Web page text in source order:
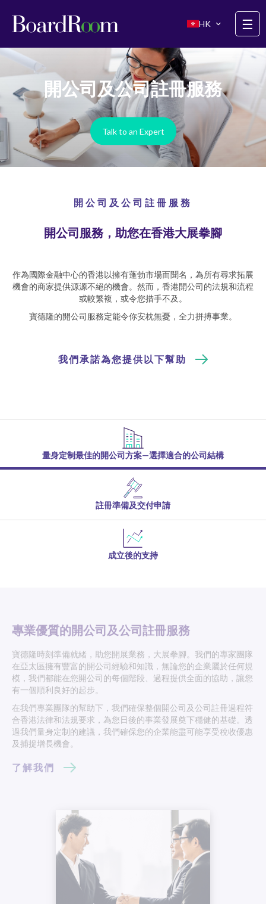
HK
☰
開公司及公司註冊服務
Talk to an Expert
開公司及公司註冊服務
開公司服務，助您在香港大展拳腳
作為國際金融中心的香港以擁有蓬勃市場而聞名，為所有尋求拓展
機會的商家提供源源不絕的機會。然而，香港開公司的法規和流程
或較繁複，或令您措手不及。
寶德隆的開公司服務定能令你安枕無憂，全力拼搏事業。
我們承諾為您提供以下幫助
量身定制最佳的開公司方案—選擇適合的公司結構
註冊準備及交付申請
成立後的支持
專業優質的開公司及公司註冊服務
寶德隆時刻準備就緒，助您開展業務，大展拳腳。我們的專家團隊
在亞太區擁有豐富的開公司經驗和知識，無論您的企業屬於任何規
模，我們都能在您開公司的每個階段、過程提供全面的協助，讓您
有一個順利良好的起步。
在我們專業團隊的幫助下，我們確保整個開公司及公司註冊過程符
合香港法律和法規要求，為您日後的事業發展奠下穩健的基礎。透
過我們量身定制的建議，我們確保您的企業能盡可能享受稅收優惠
及捕捉增長機會。
了解我們